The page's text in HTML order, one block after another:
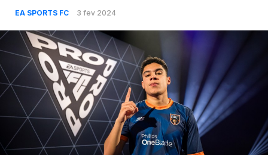
EA SPORTS FC 3 fev 2024